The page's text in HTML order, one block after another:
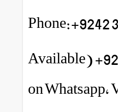
Phone:+9242
923214507000+ (Available
on Whatsapp,